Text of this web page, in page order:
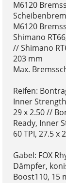
M6120
M6120
Shimano
// Shimano
203 mm
Max.
Reifen:
Inner
29 x 2.50 //
Ready, Inner
60 TPI, 27.5 x
Gabel: FOX
Dämpfer,
Boost110, 15